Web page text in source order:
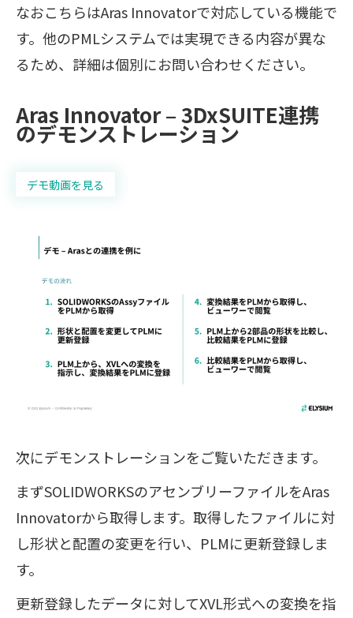
なおこちらはAras Innovatorで対応している機能で
す。他のPMLシステムでは実現できる内容が異な
るため、詳細は個別にお問い合わせください。
Aras Innovator – 3DxSUITE連携
のデモンストレーション
デモ動画を見る
次にデモンストレーションをご覧いただきます。
まずSOLIDWORKSのアセンブリーファイルをAras
Innovatorから取得します。取得したファイルに対
し形状と配置の変更を行い、PLMに更新登録しま
す。
更新登録したデータに対してXVL形式への変換を指